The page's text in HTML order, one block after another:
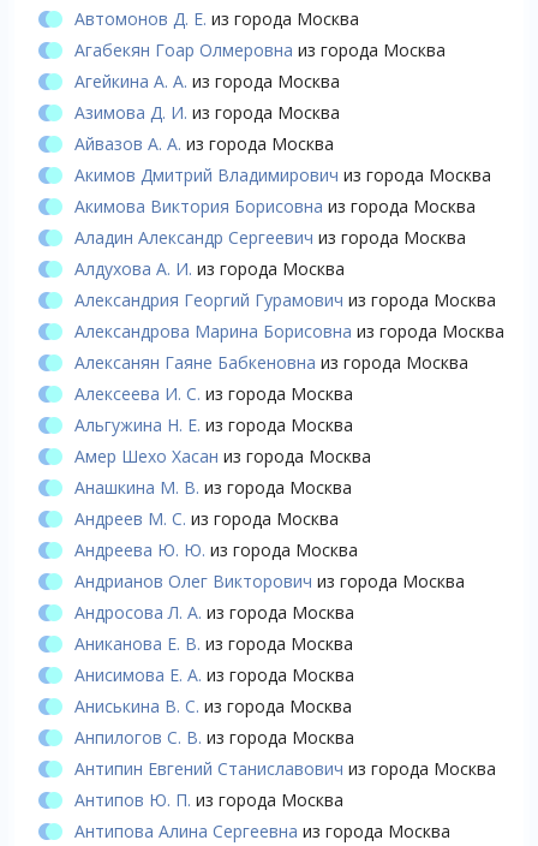
Автомонов Д. Е. из города Москва
Агабекян Гоар Олмеровна из города Москва
Агейкина А. А. из города Москва
Азимова Д. И. из города Москва
Айвазов А. А. из города Москва
Акимов Дмитрий Владимирович из города Москва
Акимова Виктория Борисовна из города Москва
Аладин Александр Сергеевич из города Москва
Алдухова А. И. из города Москва
Александрия Георгий Гурамович из города Москва
Александрова Марина Борисовна из города Москва
Алексанян Гаяне Бабкеновна из города Москва
Алексеева И. С. из города Москва
Альгужина Н. Е. из города Москва
Амер Шехо Хасан из города Москва
Анашкина М. В. из города Москва
Андреев М. С. из города Москва
Андреева Ю. Ю. из города Москва
Андрианов Олег Викторович из города Москва
Андросова Л. А. из города Москва
Аниканова Е. В. из города Москва
Анисимова Е. А. из города Москва
Аниськина В. С. из города Москва
Анпилогов С. В. из города Москва
Антипин Евгений Станиславович из города Москва
Антипов Ю. П. из города Москва
Антипова Алина Сергеевна из города Москва